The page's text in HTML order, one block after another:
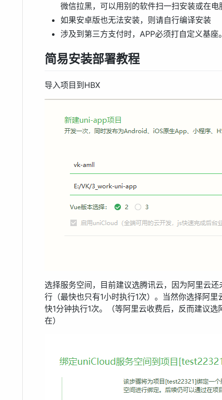
微信拉黑，可以用别的软件扫一扫安装或在
如果安卓版也无法安装，则请自行编译安装
涉及到第三方支付时，APP必须打自定义基座
简易安装部署教程
导入项目到HBX
选择服务空间，目前建议选腾讯云，因为阿里云
行（最快也只有1小时执行1次）。当然你选择阿
快1分钟执行1次。（等阿里云收费后，反而建议
在）